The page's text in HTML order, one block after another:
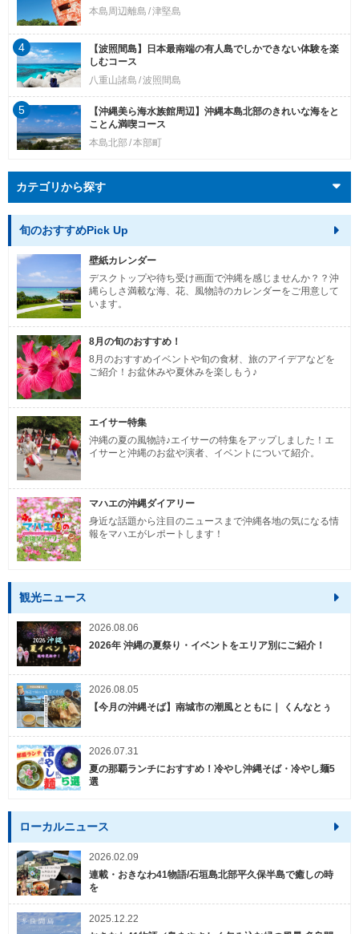
本島周辺離島 津堅島
【波照間島】日本最南端の有人島でしかできない体験を楽
しむコース
八重山諸島 波照間島
4
【沖縄美ら海水族館周辺】沖縄本島北部のきれいな海をと
ことん満喫コース
本島北部 本部町
5
カテゴリから探す
旬のおすすめPick Up
壁紙カレンダー
デスクトップや待ち受け画面で沖縄を感じませんか？？沖
縄らしさ満載な海、花、風物詩のカレンダーをご用意して
います。
8月の旬のおすすめ！
8月のおすすめイベントや旬の食材、旅のアイデアなどを
ご紹介！お盆休みや夏休みを楽しもう♪
エイサー特集
沖縄の夏の風物詩♪エイサーの特集をアップしました！エ
イサーと沖縄のお盆や演者、イベントについて紹介。
マハエの沖縄ダイアリー
身近な話題から注目のニュースまで沖縄各地の気になる情
報をマハエがレポートします！
観光ニュース
2026.08.06
2026年 沖縄の夏祭り・イベントをエリア別にご紹介！
2026.08.05
【今月の沖縄そば】南城市の潮風とともに｜ くんなとぅ
2026.07.31
夏の那覇ランチにおすすめ！冷やし沖縄そば・冷やし麺5
選
ローカルニュース
2026.02.09
連載・おきなわ41物語/石垣島北部平久保半島で癒しの時
を
2025.12.22